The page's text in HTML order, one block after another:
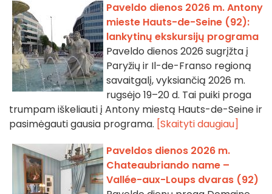
Paveldo dienos 2026 m. Antony
mieste Hauts-de-Seine (92):
lankytinų ekskursijų programa
Paveldo dienos 2026 sugrįžta į
Paryžių ir Il-de-Franso regioną
savaitgalį, vyksiančią 2026 m.
rugsėjo 19–20 d. Tai puiki proga
trumpam iškeliauti į Antony miestą Hauts-de-Seine ir
pasimėgauti gausia programa. [Skaityti daugiau]
Paveldos dienos 2026 m.
Chateaubriando name –
Vallée-aux-Loups dvaras (92)